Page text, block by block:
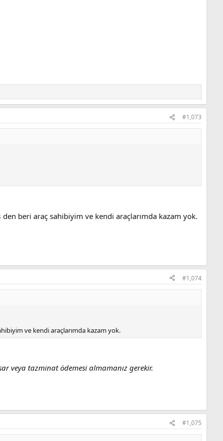
#1,073
beri araç sahibiyim ve kendi araçlarımda kazam yok.
#1,074
ve kendi araçlarımda kazam yok.
veya tazminat ödemesi almamanız gerekir.
#1,075